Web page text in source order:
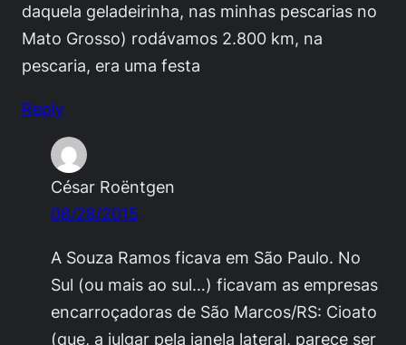
daquela geladeirinha, nas minhas pescarias no
Mato Grosso) rodávamos 2.800 km, na
pescaria, era uma festa
Reply
César Roëntgen
08/28/2015
A Souza Ramos ficava em São Paulo. No
Sul (ou mais ao sul…) ficavam as empresas
encarroçadoras de São Marcos/RS: Cioato
(que, a julgar pela janela lateral, parece ser